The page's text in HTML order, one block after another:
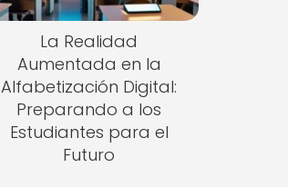
La Realidad
Aumentada en la
Alfabetización Digital:
Preparando a los
Estudiantes para el
Futuro